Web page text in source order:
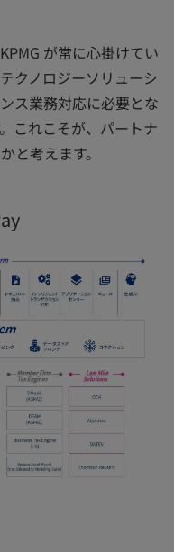
が常に心掛けてい
クノロジーソリューシ
ス業務対応に必要とな
これこそが、パートナ
と考えます。